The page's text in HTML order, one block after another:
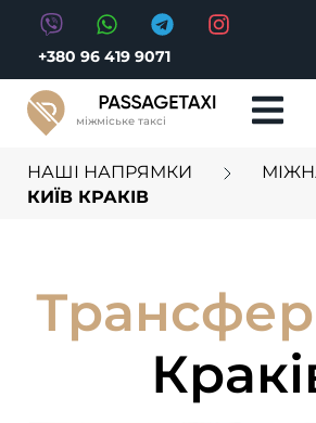
+380 96 419 9071
міжміське таксі
НАШІ НАПРЯМКИ
КИЇВ КРАКІВ
Трансфер